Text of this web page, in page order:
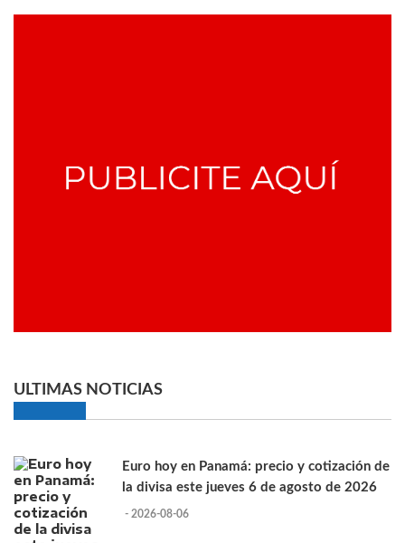
ULTIMAS NOTICIAS
Euro hoy en Panamá: precio y cotización de
la divisa este jueves 6 de agosto de 2026
- 2026-08-06